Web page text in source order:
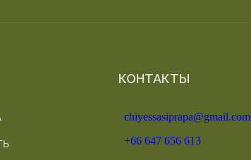
КОНТАКТЫ
chiyessasiprapa@gmail.com
+66 647 656 613